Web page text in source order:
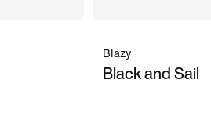
Blazy
Black and Sail